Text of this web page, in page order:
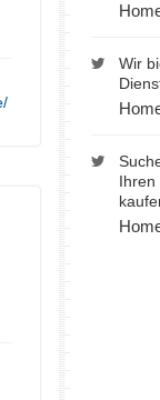
Wir
Ihren